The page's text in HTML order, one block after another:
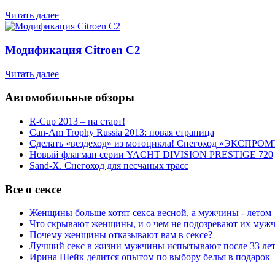
Читать далее
Модификация Citroen С2
Читать далее
Автомобильные обзоры
R-Cup 2013 – на старт!
Can-Am Trophy Russia 2013: новая страница
Сделать «вездеход» из мотоцикла! Снегоход
Новый флагман серии YACHT DIVISION PRESTIGE 720
Sand-X. Снегоход для песчаных трасс
Все о сексе
Женщины больше хотят секса весной, а мужчины - летом
Что скрывают женщины, и о чем не подозревают их
Почему женщины отказывают вам в сексе?
Лучший секс в жизни мужчины испытывают после 33 лет
Ирина Шейк делится опытом по выбору белья в подарок